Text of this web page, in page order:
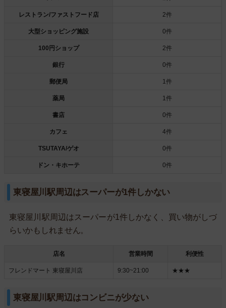
レストラン/ファストフード店 2件
大型ショッピング施設 0件
100円ショップ 2件
銀行 0件
郵便局 1件
薬局 1件
書店 0件
カフェ 4件
TSUTAYA/ゲオ 0件
ドン・キホーテ 0件
東寝屋川駅周辺はスーパーが1件しかない
東寝屋川駅周辺はスーパーが1件しかなく、買い物がしづ
らいかもしれません。
店名 営業時間 利便性
フレンドマート 東寝屋川店 9:30~21:00 ★★★
東寝屋川駅周辺はコンビニが少ない